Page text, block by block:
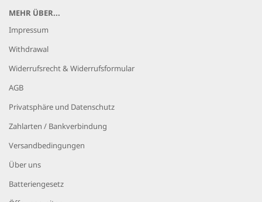
MEHR ÜBER...
Impressum
Withdrawal
Widerrufsrecht & Widerrufsformular
AGB
Privatsphäre und Datenschutz
Zahlarten / Bankverbindung
Versandbedingungen
Über uns
Batteriengesetz